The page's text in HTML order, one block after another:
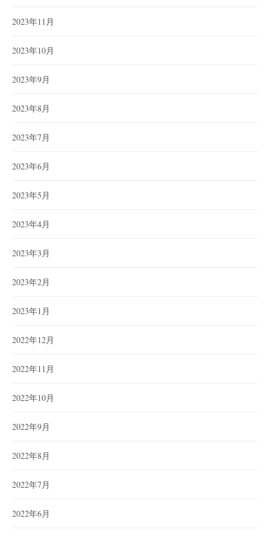
2023年11月
2023年10月
2023年9月
2023年8月
2023年7月
2023年6月
2023年5月
2023年4月
2023年3月
2023年2月
2023年1月
2022年12月
2022年11月
2022年10月
2022年9月
2022年8月
2022年7月
2022年6月